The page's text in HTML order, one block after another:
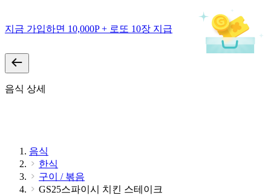
지금 가입하면 10,000P + 로또 10장 지급
음식 상세
음식
한식
구이 / 볶음
GS25스파이시 치킨 스테이크